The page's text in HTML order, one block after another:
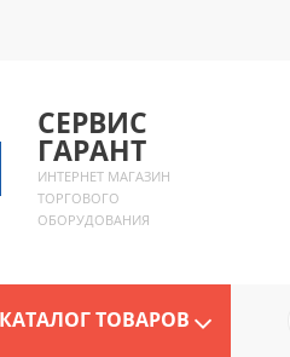
СЕРВИС
ГАРАНТ
ИНТЕРНЕТ МАГАЗИН
ТОРГОВОГО
ОБОРУДОВАНИЯ
КАТАЛОГ ТОВАРОВ